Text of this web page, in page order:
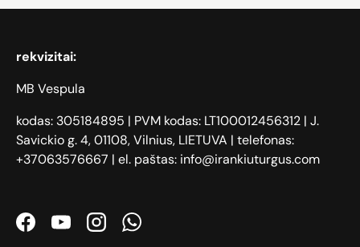
rekvizitai:
MB Vespula
kodas: 305184895 | PVM kodas: LT100012456312 | J.
Savickio g. 4, 01108, Vilnius, LIETUVA | telefonas:
+37063576667 | el. paštas: info@irankiuturgus.com
FacebookYouTubeInstagramWhatsApp